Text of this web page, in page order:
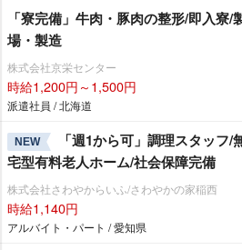
「寮完備」牛肉・豚肉の整形/即入寮
場・製造
株式会社京栄センター
時給1,200円～1,500円
派遣社員 / 北海道
NEW
「週1から可」調理スタッフ
宅型有料老人ホーム/社会保障完備
株式会社さわやからいふ/さわやかの家稲西
時給1,140円
アルバイト・パート / 愛知県